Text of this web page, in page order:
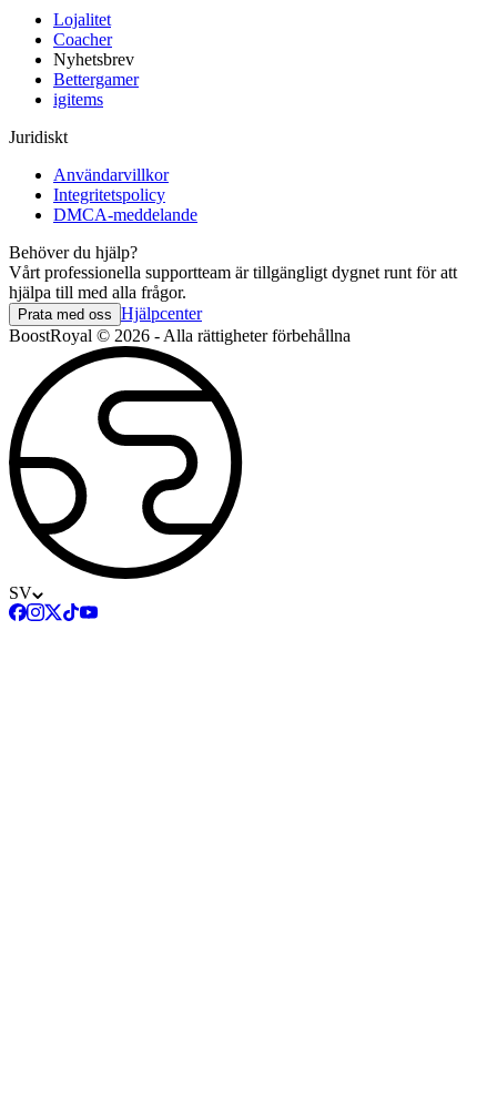
Lojalitet
Coacher
Nyhetsbrev
Bettergamer
igitems
Juridiskt
Användarvillkor
Integritetspolicy
DMCA-meddelande
Behöver du hjälp?
Vårt professionella supportteam är tillgängligt dygnet runt för att
hjälpa till med alla frågor.
Prata med oss Hjälpcenter
BoostRoyal © 2026 - Alla rättigheter förbehållna
SV